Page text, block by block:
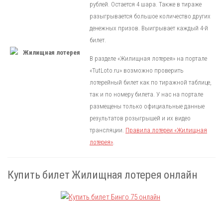
рублей. Остается 4 шара. Также в тираже
разыгрывается большое количество других
денежных призов. Выигрывает каждый 4-й
билет.
В разделе «Жилищная лотерея» на портале
«TutLoto.ru» возможно проверить
лотерейный билет как по тиражной таблице,
так и по номеру билета. У нас на портале
размещены только официальные данные
результатов розыгрышей и их видео
трансляции. Правила лотереи «Жилищная
лотерея».
Купить билет Жилищная лотерея онлайн